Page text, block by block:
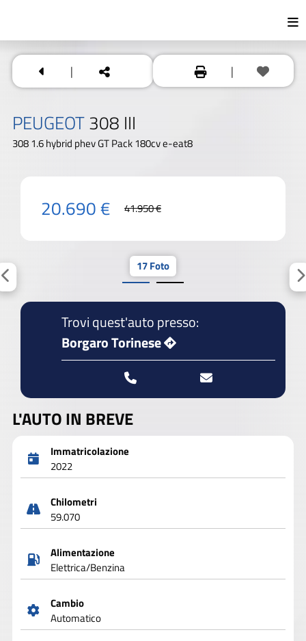
| |
PEUGEOT308 III
308 1.6 hybrid phev GT Pack 180cv e-eat8
20.690 € 41.950 €
17 Foto
Trovi quest'auto presso:
Borgaro Torinese
L'AUTO IN BREVE
Immatricolazione
2022
Chilometri
59.070
Alimentazione
Elettrica/Benzina
Cambio
Automatico